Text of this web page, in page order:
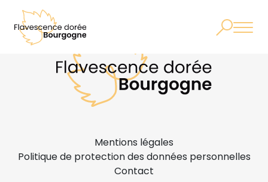
Mentions légales
Politique de protection des données personnelles
Contact